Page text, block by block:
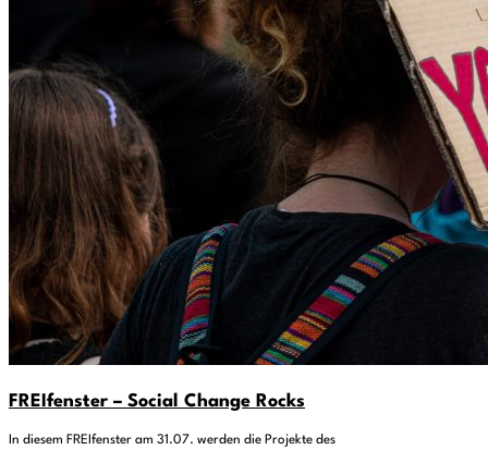
FREIfenster – Social Change Rocks
In diesem FREIfenster am 31.07. werden die Projekte des